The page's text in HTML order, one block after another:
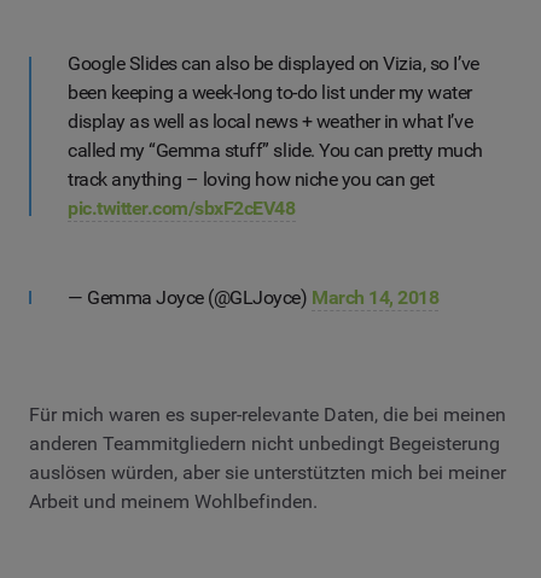
Google Slides can also be displayed on Vizia, so I’ve
been keeping a week-long to-do list under my water
display as well as local news + weather in what I’ve
called my “Gemma stuff” slide. You can pretty much
track anything – loving how niche you can get
pic.twitter.com/sbxF2cEV48
— Gemma Joyce (@GLJoyce) March 14, 2018
Für mich waren es super-relevante Daten, die bei meinen
anderen Teammitgliedern nicht unbedingt Begeisterung
auslösen würden, aber sie unterstützten mich bei meiner
Arbeit und meinem Wohlbefinden.